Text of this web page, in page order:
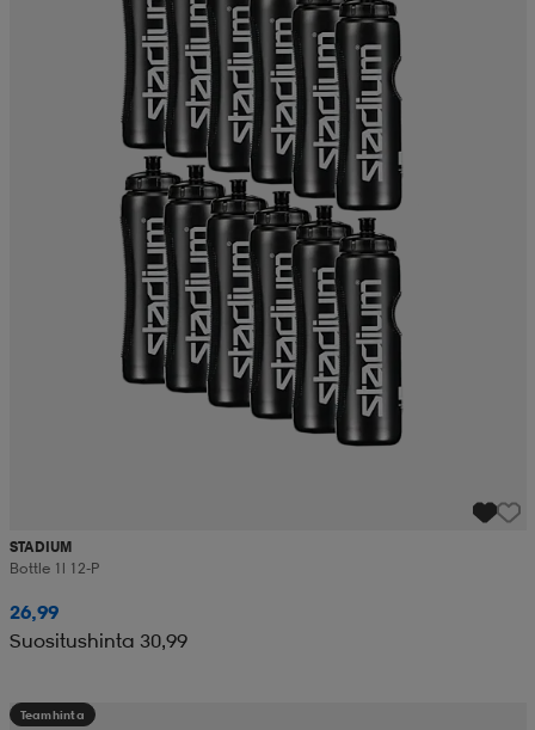
STADIUM
Bottle 1l 12-P
26,99
Suositushinta 30,99
Teamhinta